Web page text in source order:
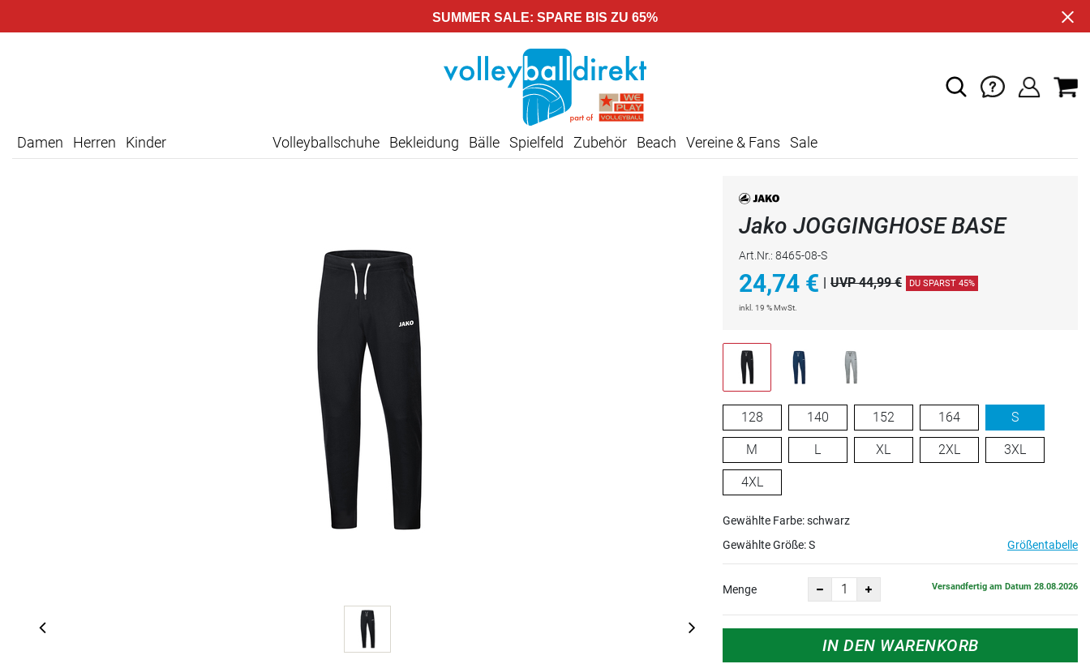
SUMMER SALE: SPARE BIS ZU 65%
Damen Herren Kinder Volleyballschuhe Bekleidung Bälle Spielfeld Zubehör Beach Vereine & Fans Sale
Jako JOGGINGHOSE BASE
Art.Nr.: 8465-08-S
24,74 € UVP 44,99 € DU SPARST 45%
inkl. 19 % MwSt.
128 140 152 164 S
M L XL 2XL 3XL
4XL
Gewählte Farbe: schwarz
Gewählte Größe:S Größentabelle
Menge Versandfertig am Datum 28.08.2026
IN DEN WARENKORB